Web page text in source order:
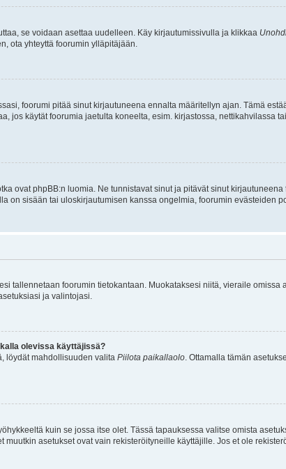
se voidaan asettaa uudelleen. Käy kirjautumissivulla ja klikkaa
ota yhteyttä foorumin ylläpitäjään.
foorumi pitää sinut kirjautuneena ennalta määritellyn ajan. Tämä
jos käytät foorumia jaetulta koneelta, esim. kirjastossa, nettikahvilassa
ovat phpBB:n luomia. Ne tunnistavat sinut ja pitävät sinut
on sisään tai uloskirjautumisen kanssa ongelmia, foorumin evästeiden
tallennetaan foorumin tietokantaan. Muokataksesi niitä, vieraile
ja valintojasi.
olevissa käyttäjissä?
löydät mahdollisuuden valita Piilota paikallaolo . Ottamalla tämän
kuin se jossa itse olet. Tässä tapauksessa valitse omista
asetukset ovat vain rekisteröityneille käyttäjille. Jos et ole